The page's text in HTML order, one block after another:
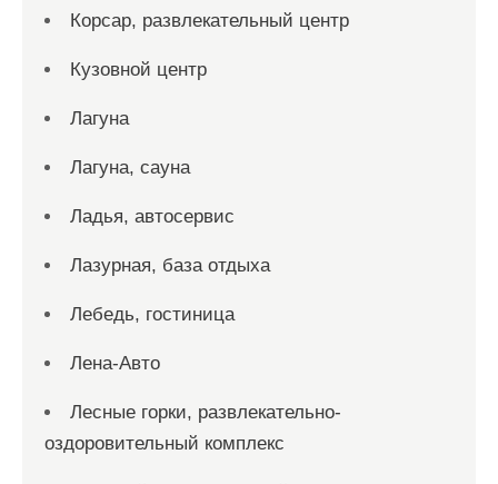
Корсар, развлекательный центр
Кузовной центр
Лагуна
Лагуна, сауна
Ладья, автосервис
Лазурная, база отдыха
Лебедь, гостиница
Лена-Авто
Лесные горки, развлекательно-
оздоровительный комплекс